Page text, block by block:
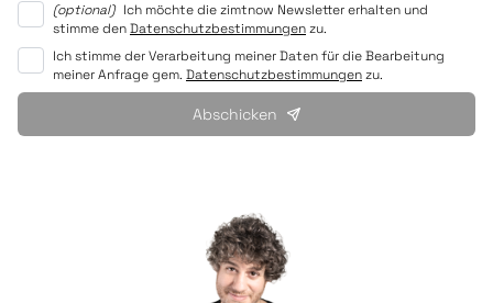
(optional) Ich möchte die zimtnow Newsletter erhalten und
stimme denDatenschutzbestimmungenzu.
Ich stimme der Verarbeitung meiner Daten für die Bearbeitung
meiner Anfrage gem. Datenschutzbestimmungenzu.
Abschicken